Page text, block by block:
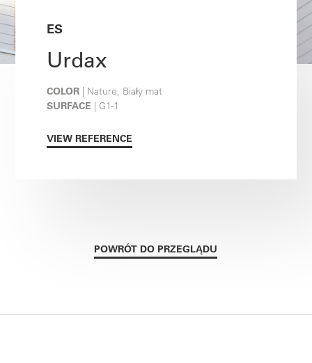
ES
Urdax
COLOR | Nature, Biały mat
SURFACE | G1-1
VIEW REFERENCE
POWRÓT DO PRZEGLĄDU